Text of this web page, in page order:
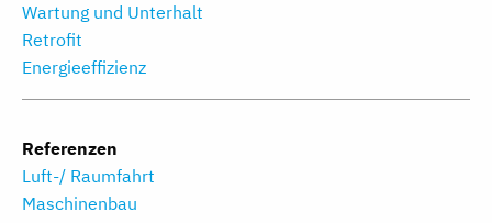
Wartung und Unterhalt
Retrofit
Energieeffizienz
Referenzen
Luft-/ Raumfahrt
Maschinenbau